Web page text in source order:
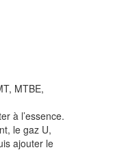
MTBE,
à l’essence.
le gaz U,
ajouter le